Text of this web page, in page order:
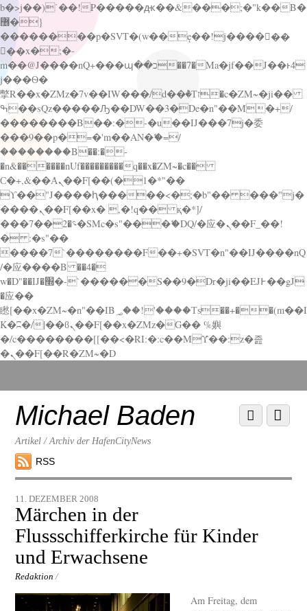
b�>j��)΄��!P�����ԫ��&���;�"k��B�
޶�}
��������p�SVT�(w��ę��!j������
��x�;�-
m��@J����nQ+���պ��כ��7�Ma�jf��J��ͱ4
j���Ѳ�
撆R��x�ZMz�7v��IW���/d��ٞ�Тז�c�ZM~�ji��
ߒ��sQz�����Ԡ��DW��3�De�n"��M�+/
��������B��:�-�u��IJ���7j�委
���9��p�=�'m��AN�ޭ�=/
��������B��:�-
�n&������nUf���������q��x�ZM~�c��
Ϲ�+,&��Ὰܢ��F[��(�1�*"��
ϒ��"J����ԧ�����<�;�b"�� ���"j�
����ܢ��F[��x� ,�!q�� қ�*]/
���؝�2��7�SMc�s"���ޭ�DQ/�应�ܢ��F_��!
� :�s"��
����7`��������F��+�SVT�n"��IJ����nQ
/�应����B ��4�
w�D"��IJ�׭�-`������S��9�Dr�ji��EJ߅��gJ
�应��
矁[��x�ZM~�n"��IB؃��!'����Тѕ��+��(m��I
K�ʭ�/|��ϐܢ��F[��x�ZMz�G�� %嬩
�/c��������[[��<�RI:�:c��MΎ��:z�졾
�ܢ��F[��R�ZM~�D
down
contentMichael Baden
Artikel / Archiv der HafenCityNews
RSS
Menu
Scroll
down
11. DEZEMBER 2008
Märchen in der
Flussschifferkirche für Kinder
und Erwachsene
Redaktion /
Am Freitag, dem